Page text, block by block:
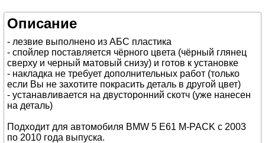
Описание
- лезвие выполнено из АБС пластика
- спойлер поставляется чёрного цвета (чёрный глянец
сверху и черный матовый снизу) и готов к установке
- накладка не требует дополнительных работ (только
если Вы не захотите покрасить деталь в другой цвет)
- устанавливается на двусторонний скотч (уже нанесен
на деталь)
Подходит для автомобиля BMW 5 E61 M-PACK с 2003
по 2010 года выпуска.